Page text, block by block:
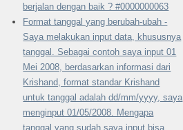
berjalan dengan baik ? #0000000063
Format tanggal yang berubah-ubah -
Saya melakukan input data, khususnya
tanggal. Sebagai contoh saya input 01
Mei 2008, berdasarkan informasi dari
Krishand, format standar Krishand
untuk tanggal adalah dd/mm/yyyy, saya
menginput 01/05/2008. Mengapa
tanggal yang sudah saya input bisa